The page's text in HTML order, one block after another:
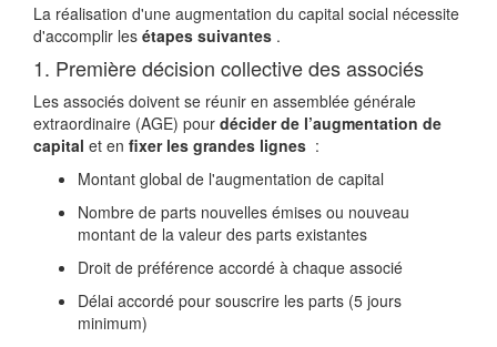
La réalisation d'une augmentation du capital social nécessite
d'accomplir les étapes suivantes .
1. Première décision collective des associés
Les associés doivent se réunir en assemblée générale
extraordinaire (AGE) pour décider de l’augmentation de
capital et en fixer les grandes lignes :
Montant global de l'augmentation de capital
Nombre de parts nouvelles émises ou nouveau
montant de la valeur des parts existantes
Droit de préférence accordé à chaque associé
Délai accordé pour souscrire les parts (5 jours
minimum)